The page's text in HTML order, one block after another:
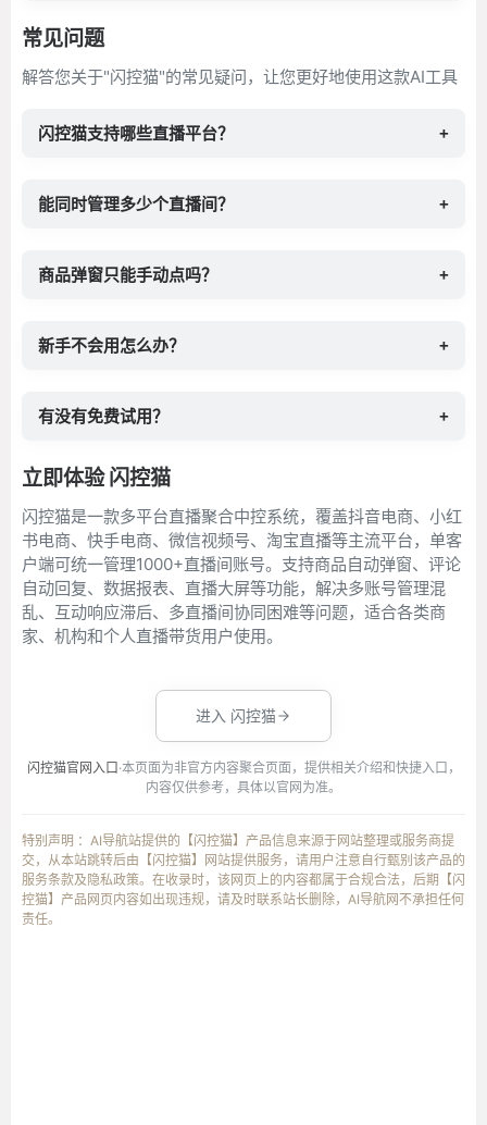
常见问题
解答您关于"闪控猫"的常见疑问，让您更好地使用这款AI工具
闪控猫支持哪些直播平台？ +
能同时管理多少个直播间？ +
商品弹窗只能手动点吗？ +
新手不会用怎么办？ +
有没有免费试用？ +
立即体验 闪控猫
闪控猫是一款多平台直播聚合中控系统，覆盖抖音电商、小红
书电商、快手电商、微信视频号、淘宝直播等主流平台，单客
户端可统一管理1000+直播间账号。支持商品自动弹窗、评论
自动回复、数据报表、直播大屏等功能，解决多账号管理混
乱、互动响应滞后、多直播间协同困难等问题，适合各类商
家、机构和个人直播带货用户使用。
进入 闪控猫
闪控猫官网入口 ·本页面为非官方内容聚合页面，提供相关介绍和快捷入口，
内容仅供参考，具体以官网为准。
特别声明 ：AI导航站提供的【闪控猫】产品信息来源于网站整理或服务商提
交，从本站跳转后由【闪控猫】网站提供服务，请用户注意自行甄别该产品的
服务条款及隐私政策。在收录时，该网页上的内容都属于合规合法，后期【闪
控猫】产品网页内容如出现违规，请及时联系站长删除，AI导航网不承担任何
责任。